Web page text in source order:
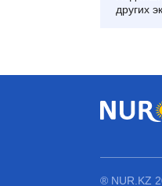
других
® NUR.KZ